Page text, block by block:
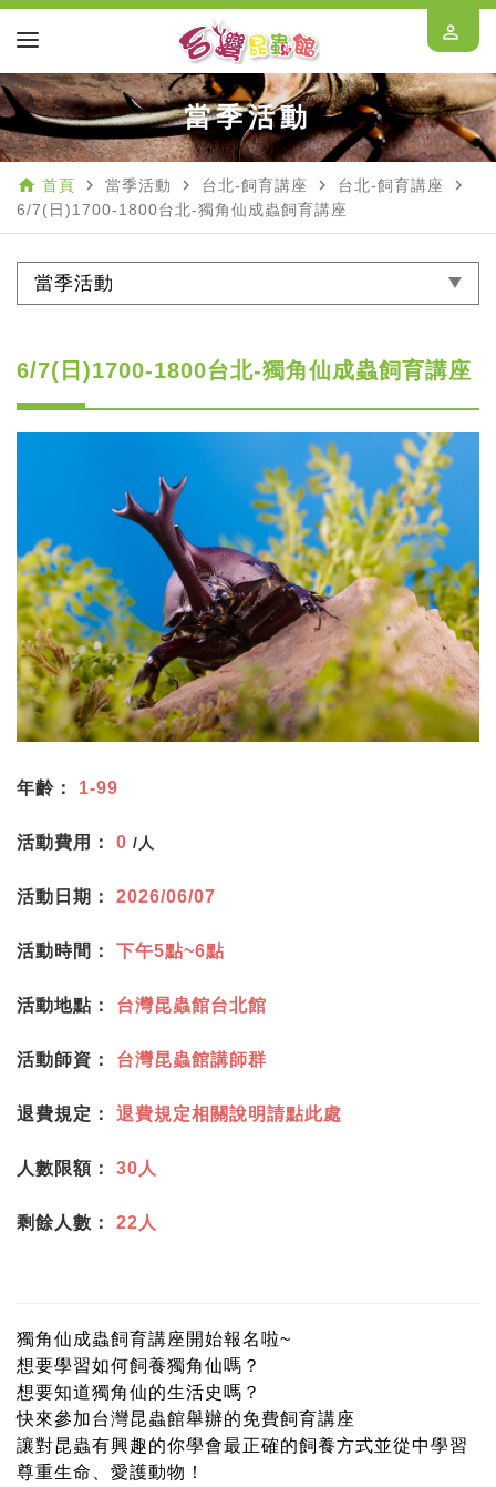
perm_identity
當季活動
home 首頁 navigate_next 當季活動 navigate_next 台北-飼育講座 navigate_next 台北-飼育講座 navigate_next
6/7(日)1700-1800台北-獨角仙成蟲飼育講座
當季活動
6/7(日)1700-1800台北-獨角仙成蟲飼育講座
年齡： 1-99
活動費用： 0 /人
活動日期： 2026/06/07
活動時間： 下午5點~6點
活動地點： 台灣昆蟲館台北館
活動師資： 台灣昆蟲館講師群
退費規定： 退費規定相關說明請點此處
人數限額： 30人
剩餘人數： 22人
獨角仙成蟲飼育講座開始報名啦~
想要學習如何飼養獨角仙嗎？
想要知道獨角仙的生活史嗎？
快來參加台灣昆蟲館舉辦的免費飼育講座
讓對昆蟲有興趣的你學會最正確的飼養方式並從中學習
尊重生命、愛護動物！